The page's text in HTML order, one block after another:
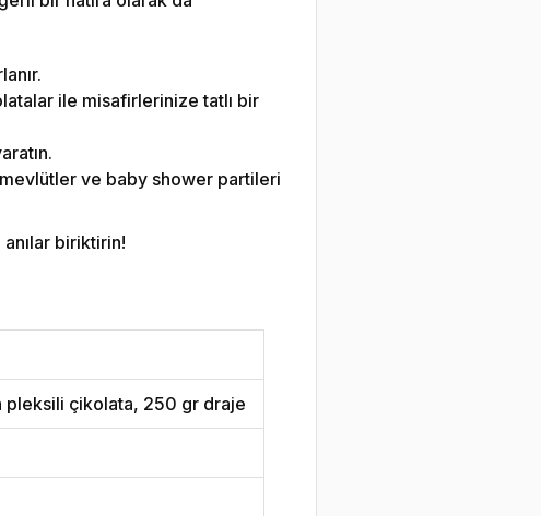
ile misafirlerinize tatlı bir
ve baby shower partileri
biriktirin!
pleksili çikolata, 250 gr draje